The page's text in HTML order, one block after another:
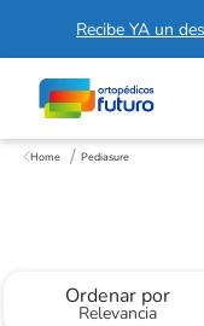
Recibe YA un
Pediasure
Pediasure
Ordenar por
Relevancia